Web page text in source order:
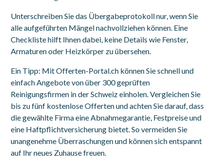
Unterschreiben Sie das Übergabeprotokoll nur, wenn Sie
alle aufgeführten Mängel nachvollziehen können. Eine
Checkliste hilft Ihnen dabei, keine Details wie Fenster,
Armaturen oder Heizkörper zu übersehen.
Ein Tipp: Mit Offerten-Portal.ch können Sie schnell und
einfach Angebote von über 300 geprüften
Reinigungsfirmen in der Schweiz einholen. Vergleichen Sie
bis zu fünf kostenlose Offerten und achten Sie darauf, dass
die gewählte Firma eine Abnahmegarantie, Festpreise und
eine Haftpflichtversicherung bietet. So vermeiden Sie
unangenehme Überraschungen und können sich entspannt
auf Ihr neues Zuhause freuen.